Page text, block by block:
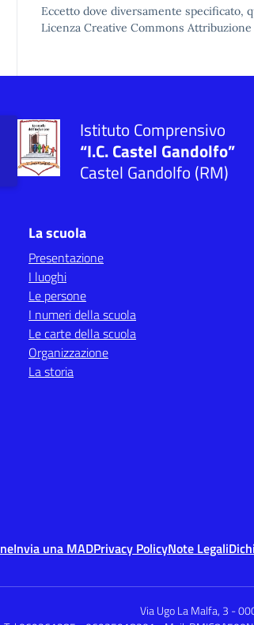
Eccetto dove diversamente specificato,
Licenza Creative Commons Attribuzione
Istituto Comprensivo
“I.C. Castel Gandolfo”
Castel Gandolfo (RM)
La scuola
Presentazione
I luoghi
Le persone
I numeri della scuola
Le carte della scuola
Organizzazione
La storia
Invia una MADPrivacy PolicyNote Legali
Via Ugo La Malfa, 3 -